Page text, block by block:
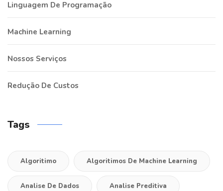
Linguagem De Programação
Machine Learning
Nossos Serviços
Redução De Custos
Tags
Algoritimo Algoritimos De Machine Learning
Analise De Dados Analise Preditiva